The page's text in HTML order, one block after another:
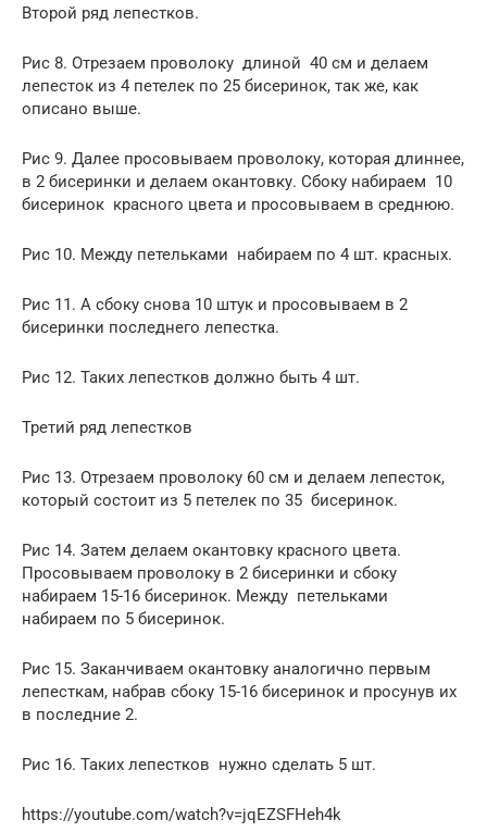
Второй ряд лепестков.
Рис 8. Отрезаем проволоку длиной 40 см и делаем
лепесток из 4 петелек по 25 бисеринок, так же, как
описано выше.
Рис 9. Далее просовываем проволоку, которая длиннее,
в 2 бисеринки и делаем окантовку. Сбоку набираем 10
бисеринок красного цвета и просовываем в среднюю.
Рис 10. Между петельками набираем по 4 шт. красных.
Рис 11. А сбоку снова 10 штук и просовываем в 2
бисеринки последнего лепестка.
Рис 12. Таких лепестков должно быть 4 шт.
Третий ряд лепестков
Рис 13. Отрезаем проволоку 60 см и делаем лепесток,
который состоит из 5 петелек по 35 бисеринок.
Рис 14. Затем делаем окантовку красного цвета.
Просовываем проволоку в 2 бисеринки и сбоку
набираем 15-16 бисеринок. Между петельками
набираем по 5 бисеринок.
Рис 15. Заканчиваем окантовку аналогично первым
лепесткам, набрав сбоку 15-16 бисеринок и просунув их
в последние 2.
Рис 16. Таких лепестков нужно сделать 5 шт.
https://youtube.com/watch?v=jqEZSFHeh4k